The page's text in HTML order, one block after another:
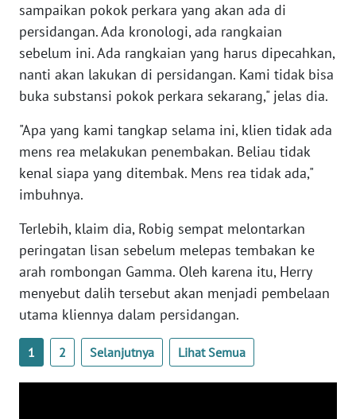
sampaikan pokok perkara yang akan ada di
persidangan. Ada kronologi, ada rangkaian
sebelum ini. Ada rangkaian yang harus dipecahkan,
nanti akan lakukan di persidangan. Kami tidak bisa
buka substansi pokok perkara sekarang," jelas dia.
"Apa yang kami tangkap selama ini, klien tidak ada
mens rea melakukan penembakan. Beliau tidak
kenal siapa yang ditembak. Mens rea tidak ada,"
imbuhnya.
Terlebih, klaim dia, Robig sempat melontarkan
peringatan lisan sebelum melepas tembakan ke
arah rombongan Gamma. Oleh karena itu, Herry
menyebut dalih tersebut akan menjadi pembelaan
utama kliennya dalam persidangan.
1 2 Selanjutnya Lihat Semua
WN
JABAR
WN
BANTEN
WN
NTT
WN
WN
PAPUA
WN
BARAT
WN